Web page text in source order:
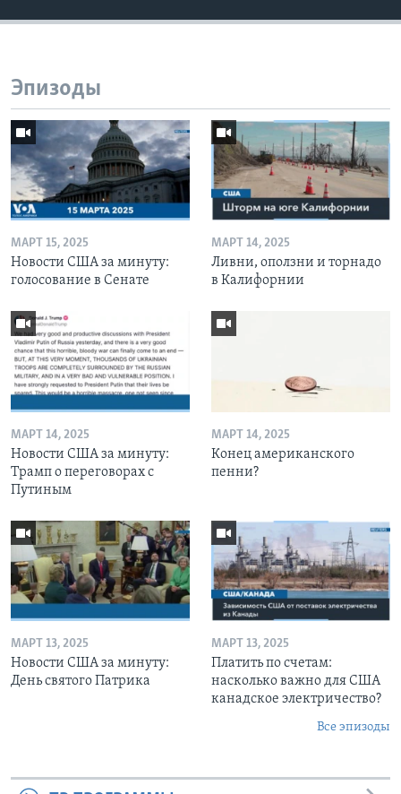
Эпизоды
МАРТ 15, 2025
Новости США за минуту:
голосование в Сенате
МАРТ 14, 2025
Ливни, оползни и торнадо
в Калифорнии
МАРТ 14, 2025
Новости США за минуту:
Трамп о переговорах с
Путиным
МАРТ 14, 2025
Конец американского
пенни?
МАРТ 13, 2025
Новости США за минуту:
День святого Патрика
МАРТ 13, 2025
Платить по счетам:
насколько важно для США
канадское электричество?
Все эпизоды